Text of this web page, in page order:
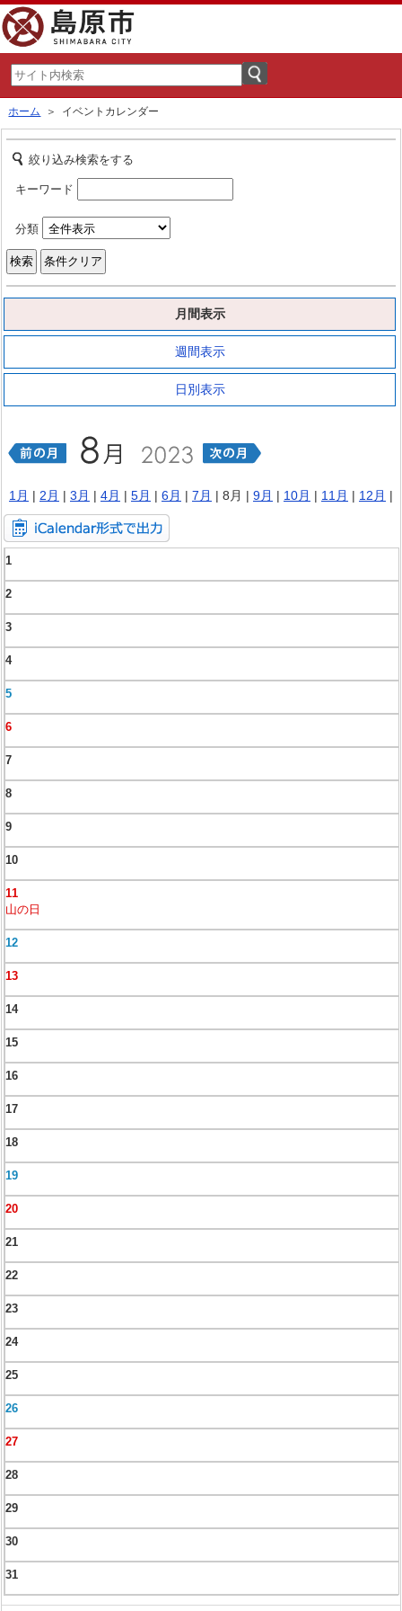
ホーム ＞ イベントカレンダー
絞り込み検索をする
キーワード
分類
月間表示
週間表示
日別表示
1月 | 2月 | 3月 | 4月 | 5月 | 6月 | 7月 | 8月 | 9月 | 10月 | 11月 | 12月 |
1
2
3
4
5
6
7
8
9
10
11
山の日
12
13
14
15
16
17
18
19
20
21
22
23
24
25
26
27
28
29
30
31